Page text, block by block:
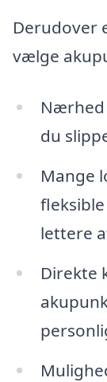
Derudover
vælge
Nærhed
du
Mange
lettere
Direkte